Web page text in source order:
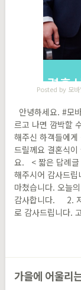
Posted by 모
안녕하세요. #모
르고 나면 깜박할
해주신 하객들에
드릴께요 결혼식
요. < 짧은 답례글
해주시어 감사드
마쳤습니다. 오늘
감사합니다. 2. 저
로 감사드립니다.
가을에 어울리